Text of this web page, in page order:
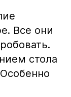
Все они
стола